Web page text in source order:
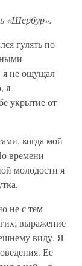
«Шербур».
гулять по
я не ощущал
я
укрытие от
когда мой
времени
молодости я
не с тем
выражение
виду. Я
Ее